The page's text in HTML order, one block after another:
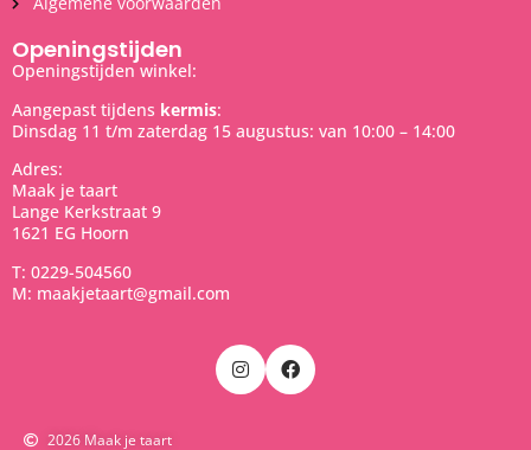
Openingstijden
Openingstijden winkel:
Aangepast tijdens kermis:
Dinsdag 11 t/m zaterdag 15 augustus: van 10:00 – 14:00
Adres:
Maak je taart
Lange Kerkstraat 9
1621 EG Hoorn
T: 0229-504560
M: maakjetaart@gmail.com
2026 Maak je taart